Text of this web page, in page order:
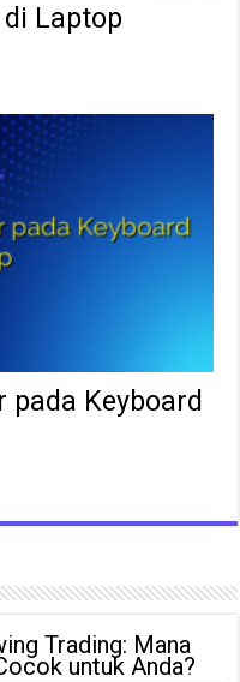
Laptop
pada Keyboard
Trading: Mana
untuk Anda?